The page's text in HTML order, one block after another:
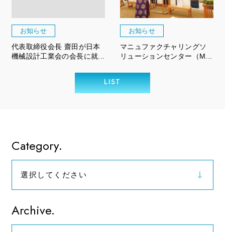
お知らせ
代表取締役会長 齋田が日本
機械設計工業会の会長に就...
お知らせ
マニュファクチャリングソ
リューションセンター（M...
LIST
Category.
選択してください
お知らせ
Archive.